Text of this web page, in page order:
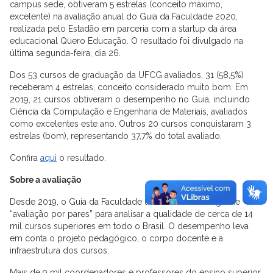
campus sede, obtiveram 5 estrelas (conceito máximo,
excelente) na avaliação anual do Guia da Faculdade 2020,
realizada pelo Estadão em parceria com a startup da área
educacional Quero Educação. O resultado foi divulgado na
última segunda-feira, dia 26.
Dos 53 cursos de graduação da UFCG avaliados, 31 (58,5%)
receberam 4 estrelas, conceito considerado muito bom. Em
2019, 21 cursos obtiveram o desempenho no Guia, incluindo
Ciência da Computação e Engenharia de Materiais, avaliados
como excelentes este ano. Outros 20 cursos conquistaram 3
estrelas (bom), representando 37,7% do total avaliado.
Confira aqui o resultado.
Sobre a avaliação
Desde 2019, o Guia da Faculdade utiliza a metodologia de
“avaliação por pares” para analisar a qualidade de cerca de 14
mil cursos superiores em todo o Brasil. O desempenho leva
em conta o projeto pedagógico, o corpo docente e a
infraestrutura dos cursos.